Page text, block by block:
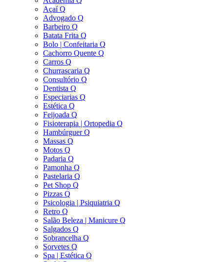
Açaí Q
Advogado Q
Barbeiro Q
Batata Frita Q
Bolo | Confeitaria Q
Cachorro Quente Q
Carros Q
Churrascaria Q
Consultório Q
Dentista Q
Especiarias Q
Estética Q
Feijoada Q
Fisioterapia | Ortopedia Q
Hambúrguer Q
Massas Q
Motos Q
Padaria Q
Pamonha Q
Pastelaria Q
Pet Shop Q
Pizzas Q
Psicologia | Psiquiatria Q
Retro Q
Salão Beleza | Manicure Q
Salgados Q
Sobrancelha Q
Sorvetes Q
Spa | Estética Q